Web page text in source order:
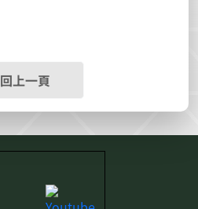
回上一頁